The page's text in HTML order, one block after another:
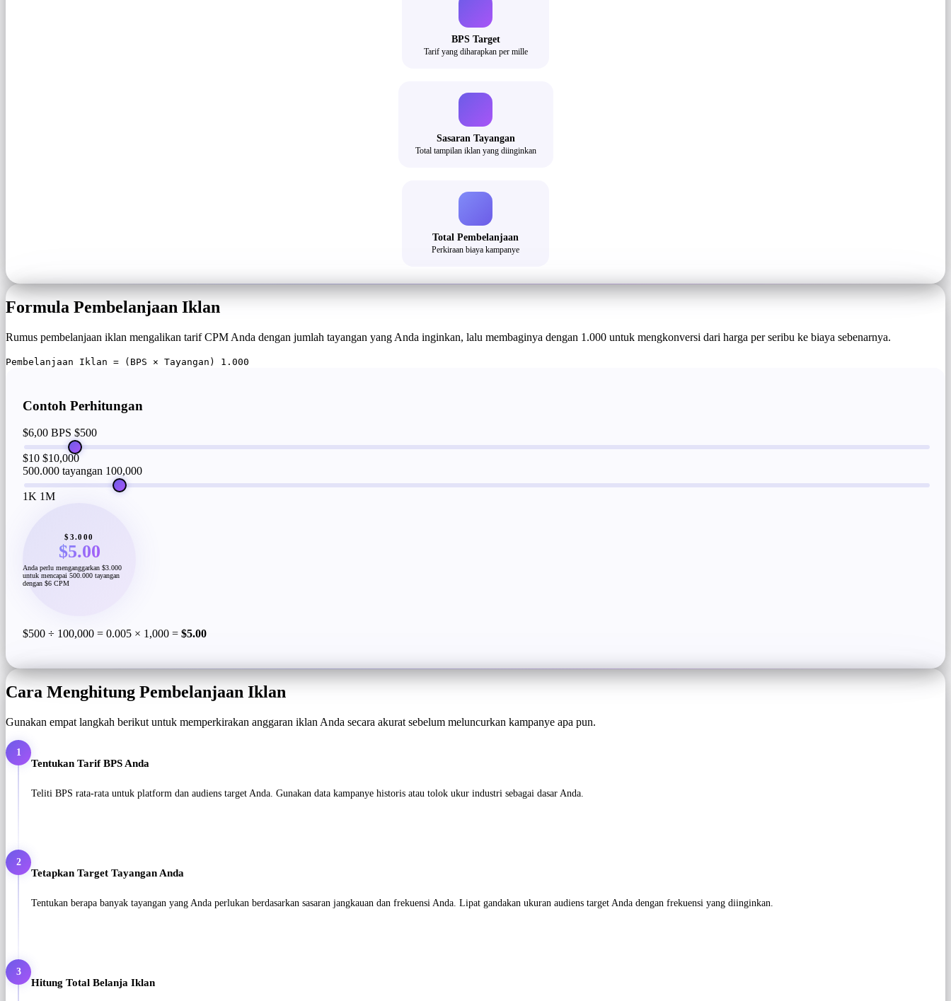
BPS Target
Tarif yang diharapkan per mille
Sasaran Tayangan
Total tampilan iklan yang diinginkan
Total Pembelanjaan
Perkiraan biaya kampanye
Formula Pembelanjaan Iklan
Rumus pembelanjaan iklan mengalikan tarif CPM Anda dengan jumlah tayangan yang Anda inginkan, lalu membaginya dengan 1.000 untuk mengkonversi dari harga per seribu ke biaya sebenarnya.
Pembelanjaan Iklan = (BPS × Tayangan) 1.000
Contoh Perhitungan
$6,00 BPS $500
$10 $10,000
500.000 tayangan 100,000
1K 1M
$3.000
$5.00
Anda perlu menganggarkan $3.000
untuk mencapai 500.000 tayangan
dengan $6 CPM
$500 ÷ 100,000 = 0.005 × 1,000 = $5.00
Cara Menghitung Pembelanjaan Iklan
Gunakan empat langkah berikut untuk memperkirakan anggaran iklan Anda secara akurat sebelum meluncurkan kampanye apa pun.
1
Tentukan Tarif BPS Anda
Teliti BPS rata-rata untuk platform dan audiens target Anda. Gunakan data kampanye historis atau tolok ukur industri sebagai dasar Anda.
2
Tetapkan Target Tayangan Anda
Tentukan berapa banyak tayangan yang Anda perlukan berdasarkan sasaran jangkauan dan frekuensi Anda. Lipat gandakan ukuran audiens target Anda dengan frekuensi yang diinginkan.
3
Hitung Total Belanja Iklan